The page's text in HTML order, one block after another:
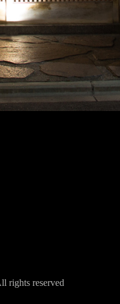
rights reserved